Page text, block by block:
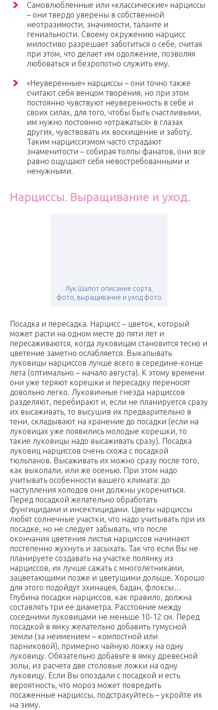
Самовлюбленные или «классические» нарциссы
– они твердо уверены в собственной
неотразимости, значимости, таланте и
гениальности. Своему окружению нарцисс
милостиво разрешает заботиться о себе, считая
при этом, что делает им одолжение, позволяя
любоваться и безропотно служить ему.
«Неуверенные» нарциссы – они точно также
считают себя венцом творения, но при этом
постоянно чувствуют неуверенность в себе и
своих силах, для того, чтобы быть счастливыми,
им нужно постоянно «отражаться» в глазах
других, чувствовать их восхищение и заботу.
Таким нарциссизмом часто страдают
знаменитости – собирая толпы фанатов, они все
равно ощущают себя невостребованными и
ненужными.
Нарциссы. Выращивание и уход.
Лук Шалот описание сорта,
фото, выращивание и уход фото
Посадка и пересадка. Нарцисс – цветок, который
может расти на одном месте до пяти лет и
пересаживаются, когда луковицам становится тесно и
цветение заметно ослабляется. Выкапывать
луковицы нарциссов лучше всего в середине-конце
лета (оптимально – начало августа). К этому времени
они уже теряют корешки и пересадку переносят
довольно легко. Луковичные гнезда нарциссов
разделяют, перебирают и, если не планируется сразу
их высаживать, то высушив их предварительно в
тени, складывают на хранение до посадки (если на
луковицах уже появились молодые корешки, то
такие луковицы надо высаживать сразу). Посадка
луковиц нарциссов очень схожа с посадкой
тюльпанов. Высаживать их можно сразу после того,
как выкопали, или же осенью. При этом надо
учитывать особенности вашего климата: до
наступления холодов они должны укорениться.
Перед посадкой желательно обработать
фунгицидами и инсектицидами. Цветы нарциссы
любят солнечные участки, что надо учитывать при их
посадке, но не следует забывать, что после
окончания цветения листья нарциссов начинают
постепенно жухнуть и засыхать. Так что если Вы не
планируете создавать на участке полянку из
нарциссов, их лучше сажать с многолетниками,
зацветающими позже и цветущими дольше. Хорошо
для этого подойдут эхинацея, бадан, флоксы…
Глубина посадки нарциссов, как правило, должна
составлять три ее диаметра. Расстояние между
соседними луковицами не меньше 10-12 см. Перед
посадкой в ямку желательно добавить гумусной
земли (за неимением – компостной или
парниковой), примерно чайную ложку на одну
луковицу. Обязательно добавьте в ямку древесной
золы, из расчета две столовые ложки на одну
луковицу. Если Вы опоздали с посадкой и есть
вероятность, что мороз может повредить
посаженные нарциссы, подстрахуйтесь – укройте их
на зиму.